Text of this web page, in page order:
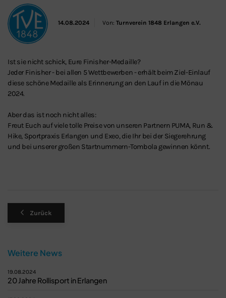
14.08.2024 Von: Turnverein 1848 Erlangen e.V.
Ist sie nicht schick, Eure Finisher-Medaille?
Jeder Finisher - bei allen 5 Wettbewerben - erhält beim Ziel-Einlauf
diese schöne Medaille als Erinnerung an den Lauf in die Mönau
2024.
Aber das ist noch nicht alles:
Freut Euch auf viele tolle Preise von unseren Partnern PUMA, Run &
Hike, Sportpraxis Erlangen und Exeo, die Ihr bei der Siegerehrung
und bei unserer großen Startnummern-Tombola gewinnen könnt.
Zurück
Weitere News
19.08.2024
20 Jahre Rollisport in Erlangen